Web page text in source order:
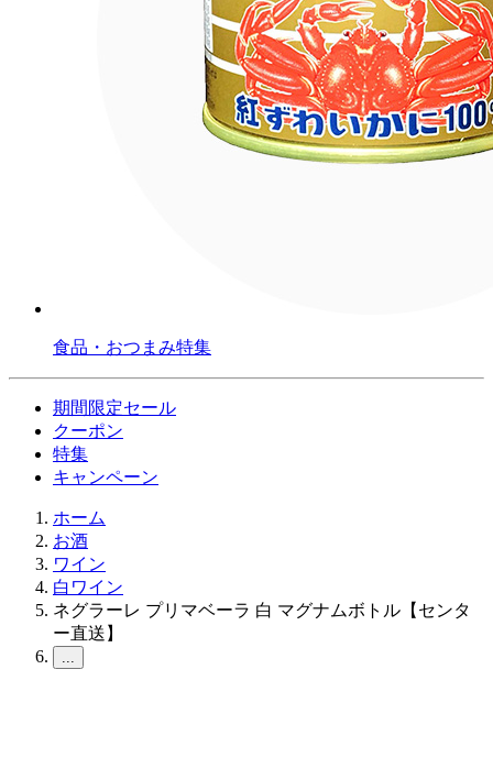
食品・おつまみ特集
期間限定セール
クーポン
特集
キャンペーン
ホーム
お酒
ワイン
白ワイン
ネグラーレ プリマベーラ 白 マグナムボトル【センタ
ー直送】
...